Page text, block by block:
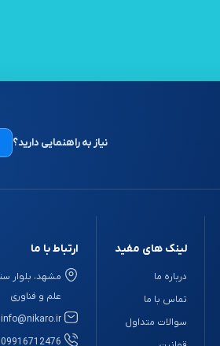
نیاز به راهنمایی دارید؟
لینک های مفید
درباره ما
تماس با ما
سوالات متداول
ارتباط با ما
علم و فناوری
info@nikaro.ir
09916712476